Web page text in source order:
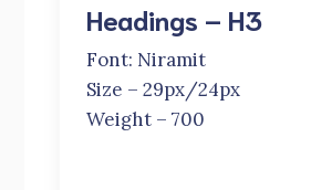
Headings – H3
Font: Niramit
Size – 29px/24px
Weight – 700